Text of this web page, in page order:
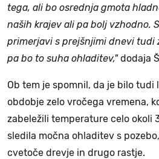
tega, ali bo osrednja gmota
naših krajev ali pa bolj vzhodno.
primerjavi s prejšnjimi dnevi tudi
pa bo to suha ohladitev,"dodaja
Ob tem je spomnil, da je bilo tudi
obdobje zelo vročega vremena,
zabeležili temperature celo okoli
sledila močna ohladitev s
cvetoče drevje in drugo rastje.